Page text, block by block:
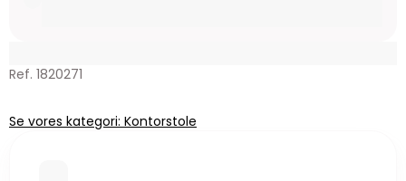
Ref. 1820271
Se vores kategori: Kontorstole